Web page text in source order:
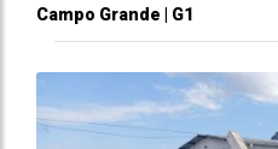
Campo Grande | G1